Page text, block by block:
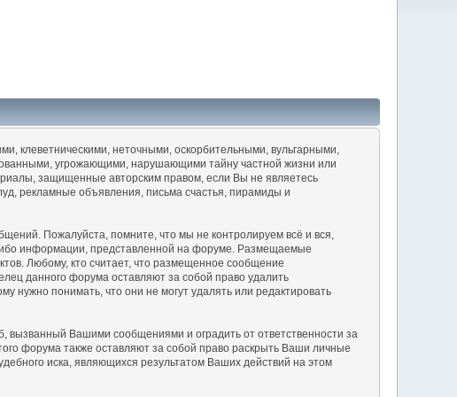
клеветническими, неточными, оскорбительными, вульгарными,
угрожающими, нарушающими тайну частной жизни или
защищенные авторским правом, если Вы не являетесь
рекламные объявления, письма счастья, пирамиды и
Пожалуйста, помните, что мы не контролируем всё и вся,
информации, представленной на форуме. Размещаемые
Любому, кто считает, что размещенное сообщение
данного форума оставляют за собой право удалить
нужно понимать, что они не могут удалять или редактировать
Вашими сообщениями и оградить от ответственности за
форума также оставляют за собой право раскрыть Ваши личные
иска, являющихся результатом Ваших действий на этом